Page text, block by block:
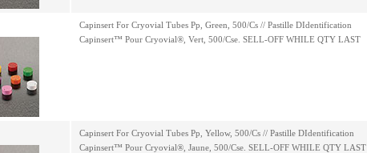
Capinsert For Cryovial Tubes Pp, Green, 500/Cs // Pastille DIdentification
Capinsert™ Pour Cryovial®, Vert, 500/Cse. SELL-OFF WHILE QTY LAST
Capinsert For Cryovial Tubes Pp, Yellow, 500/Cs // Pastille DIdentification
Capinsert™ Pour Cryovial®, Jaune, 500/Cse. SELL-OFF WHILE QTY LAST